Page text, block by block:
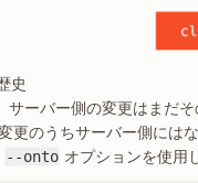
史
ーバー側の変更はまだそ
更のうちサーバー側には
--onto オプションを使用